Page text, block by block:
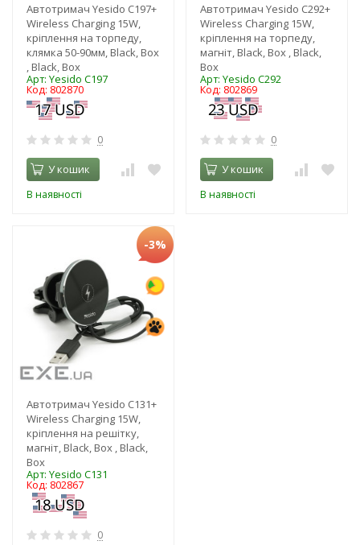
Автотримач Yesido C197+
Wireless Charging 15W,
кріплення на торпеду,
клямка 50-90мм, Black, Box
, Black, Box
Арт: Yesido C197
Код: 802870
0
У кошик
В наявності
Автотримач Yesido C292+
Wireless Charging 15W,
кріплення на торпеду,
магніт, Black, Box , Black,
Box
Арт: Yesido C292
Код: 802869
0
У кошик
В наявності
-3%
Автотримач Yesido C131+
Wireless Charging 15W,
кріплення на решітку,
магніт, Black, Box , Black,
Box
Арт: Yesido C131
Код: 802867
0